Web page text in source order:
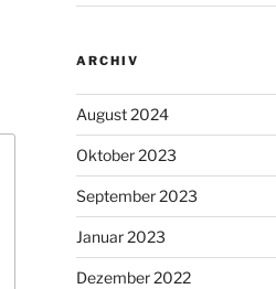
ARCHIV
August 2024
Oktober 2023
September 2023
Januar 2023
Dezember 2022